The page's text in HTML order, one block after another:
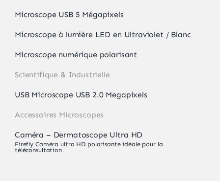
Microscope USB 5 Mégapixels
Microscope à lumière LED en Ultraviolet / Blanc
Microscope numérique polarisant
Scientifique & Industrielle
USB Microscope USB 2.0 Megapixels
Accessoires Microscopes
Caméra – Dermatoscope Ultra HD
Firefly Caméra ultra HD polarisante idéale pour la
téléconsultation